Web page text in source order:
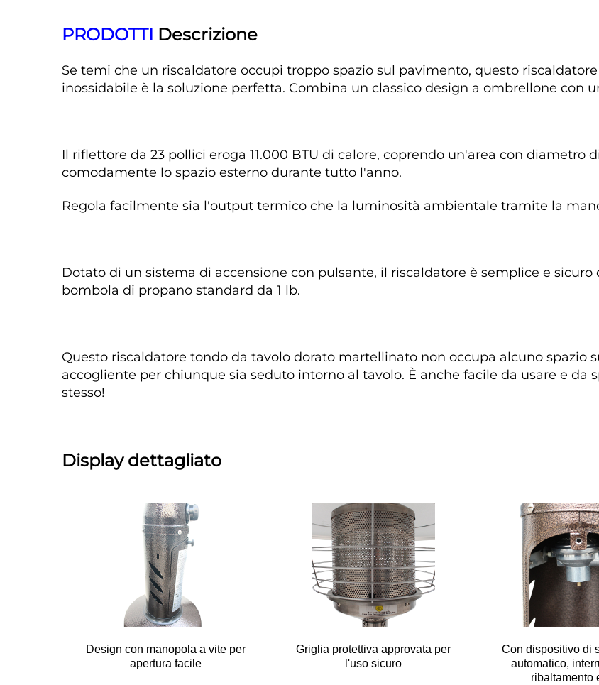
PRODOTTI Descrizione
Se temi che un riscaldatore occupi troppo spazio sul pavimento, questo
inossidabile è la soluzione perfetta. Combina un classico design a ombrellone con
Il riflettore da 23 pollici eroga 11.000 BTU di calore, coprendo un'area con diametro
comodamente lo spazio esterno durante tutto l'anno.
Regola facilmente sia l'output termico che la luminosità ambientale tramite la
Dotato di un sistema di accensione con pulsante, il riscaldatore è semplice e sicuro
bombola di propano standard da 1 lb.
Questo riscaldatore tondo da tavolo dorato martellinato non occupa alcuno spazio
accogliente per chiunque sia seduto intorno al tavolo. È anche facile da usare e da
stesso!
Display dettagliato
Design con manopola a vite per
apertura facile
Griglia protettiva approvata per
l'uso sicuro
Con dispositivo di
automatico,
ribaltamento